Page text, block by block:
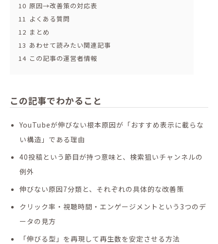
10 原因→改善策の対応表
11 よくある質問
12 まとめ
13 あわせて読みたい関連記事
14 この記事の運営者情報
この記事でわかること
YouTubeが伸びない根本原因が「おすすめ表示に載らな
い構造」である理由
40投稿という節目が持つ意味と、検索狙いチャンネルの
例外
伸びない原因7分類と、それぞれの具体的な改善策
クリック率・視聴時間・エンゲージメントという3つのデ
ータの見方
「伸びる型」を再現して再生数を安定させる方法